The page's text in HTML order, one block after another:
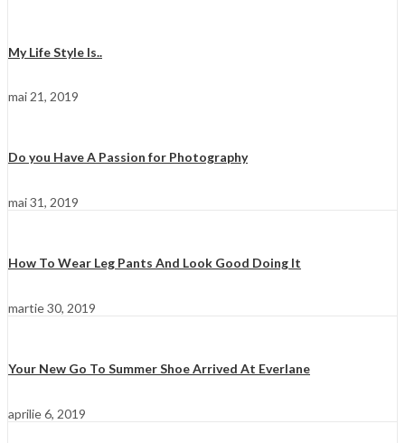
My Life Style Is..
mai 21, 2019
Do you Have A Passion for Photography
mai 31, 2019
How To Wear Leg Pants And Look Good Doing It
martie 30, 2019
Your New Go To Summer Shoe Arrived At Everlane
aprilie 6, 2019